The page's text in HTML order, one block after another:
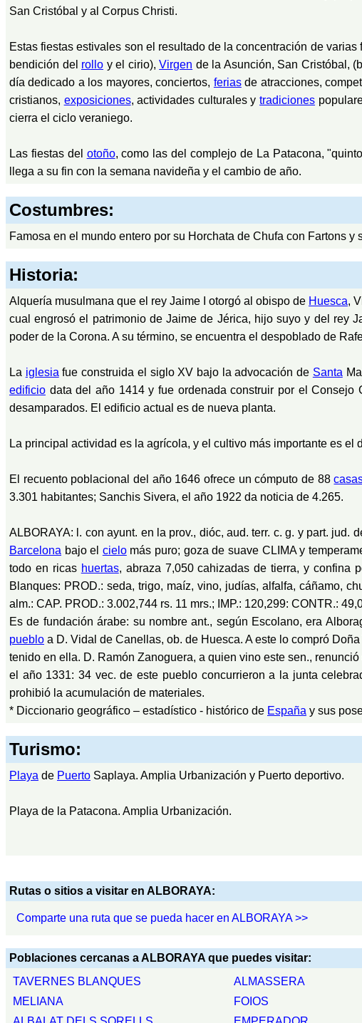
San Cristóbal y al Corpus Christi.
Estas fiestas estivales son el resultado de la concentración de
bendición del rollo y el cirio),Virgen de la Asunción, San Cristóbal,
día dedicado a los mayores, conciertos, feriasde atracciones,
cristianos, exposiciones, actividades culturales ytradiciones
cierra el ciclo veraniego.
Las fiestas del otoño, como las del complejo de La Patacona,
llega a su fin con la semana navideña y el cambio de año.
Costumbres:
Famosa en el mundo entero por su Horchata de Chufa con Fartons y
Historia:
Alquería musulmana que el rey Jaime I otorgó al obispo de Huesca,
cual engrosó el patrimonio de Jaime de Jérica, hijo suyo y del rey
poder de la Corona. A su término, se encuentra el despoblado de
La iglesia fue construida el siglo XV bajo la advocación de Santa
edificio data del año 1414 y fue ordenada construir por el Consejo
desamparados. El edificio actual es de nueva planta.
La principal actividad es la agrícola, y el cultivo más importante es el
El recuento poblacional del año 1646 ofrece un cómputo de 88
3.301 habitantes; Sanchis Sivera, el año 1922 da noticia de 4.265.
ALBORAYA: l. con ayunt. en la prov., dióc, aud. terr. c. g. y part. jud.
Barcelona bajo el cielomás puro; goza de suave CLIMA y
todo en ricas huertas, abraza 7,050 cahizadas de tierra, y confina
Blanques: PROD.: seda, trigo, maíz, vino, judías, alfalfa, cáñamo,
alm.: CAP. PROD.: 3.002,744 rs. 11 mrs.; IMP.: 120,299: CONTR.:
Es de fundación árabe: su nombre ant., según Escolano, era
pueblo a D. Vidal de Canellas, ob. de Huesca. A este lo compró
tenido en ella. D. Ramón Zanoguera, a quien vino este sen.,
el año 1331: 34 vec. de este pueblo concurrieron a la junta
prohibió la acumulación de materiales.
* Diccionario geográfico – estadístico - histórico de España y sus
Turismo:
Playa de Puerto Saplaya. Amplia Urbanización y Puerto deportivo.
Playa de la Patacona. Amplia Urbanización.
Rutas o sitios a visitar en ALBORAYA:
Comparte una ruta que se pueda hacer en ALBORAYA >>
Poblaciones cercanas a ALBORAYA que puedes visitar:
TAVERNES BLANQUES
ALMASSERA
MELIANA
FOIOS